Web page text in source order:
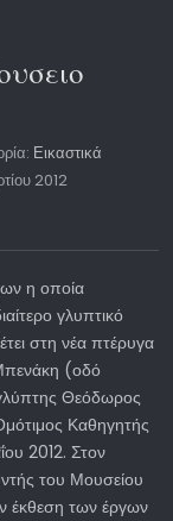
Εικαστικά
2012
η οποία
γλυπτικό
στη νέα πτέρυγα
(οδό
Θεόδωρος
Καθηγητής
2012. Στον
του Μουσείου
έκθεση των έργων